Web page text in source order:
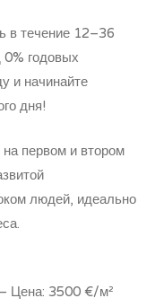
в течение 12–36
годовых
и начинайте
дня!
первом и втором
людей, идеально
Цена: 3500 €/м²